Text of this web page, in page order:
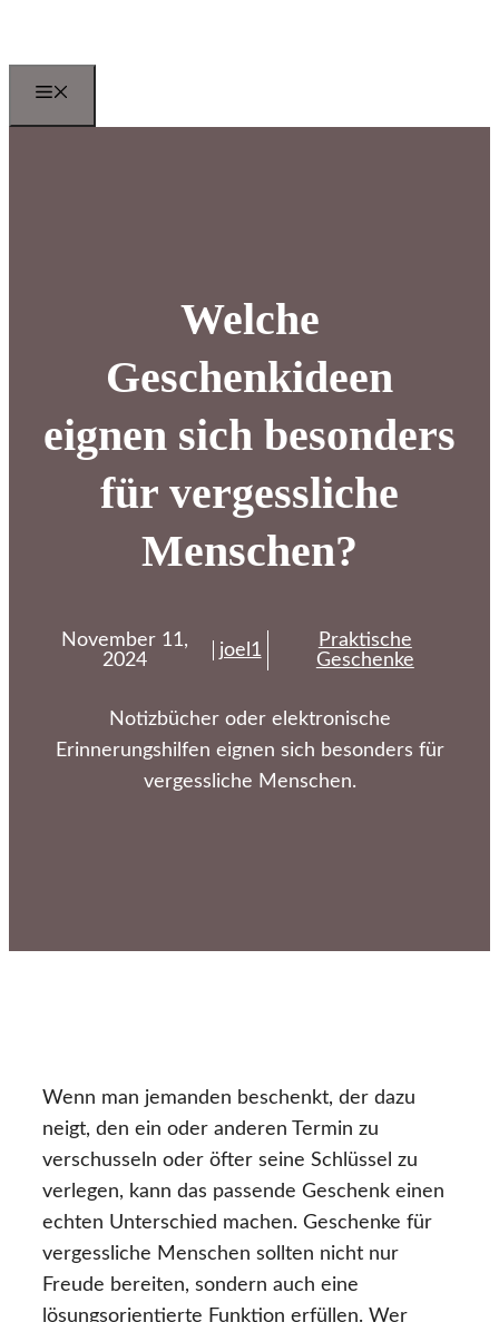
springen
Welche
Geschenkideen
eignen sich besonders
für vergessliche
Menschen?
November 11,
2024
joel1
Praktische
Geschenke
Notizbücher oder elektronische
Erinnerungshilfen eignen sich besonders für
vergessliche Menschen.
Wenn man jemanden beschenkt, der dazu
neigt, den ein oder anderen Termin zu
verschusseln oder öfter seine Schlüssel zu
verlegen, kann das passende Geschenk einen
echten Unterschied machen. Geschenke für
vergessliche Menschen sollten nicht nur
Freude bereiten, sondern auch eine
lösungsorientierte Funktion erfüllen. Wer